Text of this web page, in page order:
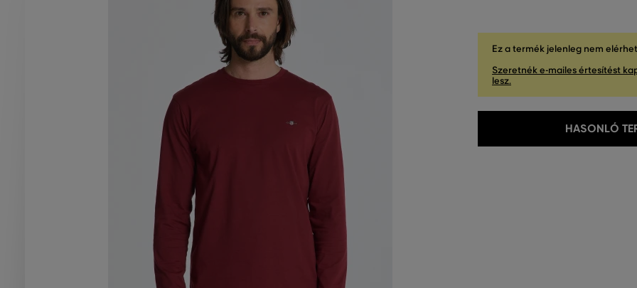
Ez a termék jelenleg nem
Szeretnék e-mailes értesítést
lesz.
HASONLÓ